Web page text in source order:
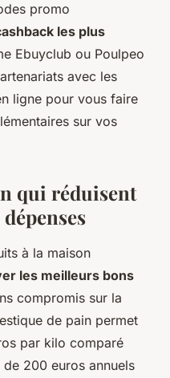
promo
les plus
Ebuyclub ou Poulpeo
avec les
ligne pour vous faire
sur vos
qui réduisent
à la maison
les meilleurs bons
compromis sur la
de pain permet
par kilo comparé
200 euros annuels